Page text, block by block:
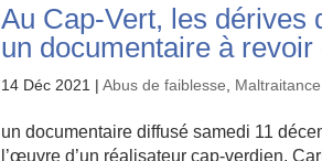
Au Cap-Vert, les dérives
un documentaire à revoir
14 Déc 2021 |Abus de faiblesse
un documentaire diffusé samedi 11
l’œuvre d’un réalisateur cap-verdien,